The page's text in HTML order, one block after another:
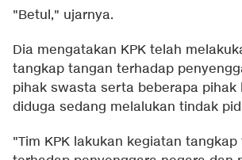
"Betul," ujarnya.
Dia mengatakan KPK telah
tangkap tangan terhadap
pihak swasta serta beberapa pihak
diduga sedang melalukan tindak
"Tim KPK lakukan kegiatan tangkap